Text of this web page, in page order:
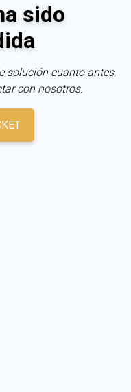
sido
solución cuanto antes,
con nosotros.